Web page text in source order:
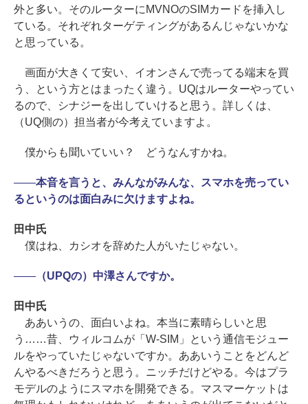
外と多い。そのルーターにMVNOのSIMカードを挿入し
ている。それぞれターゲティングがあるんじゃないかな
と思っている。
画面が大きくて安い、イオンさんで売ってる端末を買
う、という方とはまったく違う。UQはルーターやってい
るので、シナジーを出していけると思う。詳しくは、
（UQ側の）担当者が今考えていますよ。
僕からも聞いていい？ どうなんすかね。
――本音を言うと、みんながみんな、スマホを売ってい
るというのは面白みに欠けますよね。
田中氏
僕はね、カシオを辞めた人がいたじゃない。
――（UPQの）中澤さんですか。
田中氏
ああいうの、面白いよね。本当に素晴らしいと思
う……昔、ウィルコムが「W-SIM」という通信モジュー
ルをやっていたじゃないですか。ああいうことをどんど
んやるべきだろうと思う。ニッチだけどやる。今はプラ
モデルのようにスマホを開発できる。マスマーケットは